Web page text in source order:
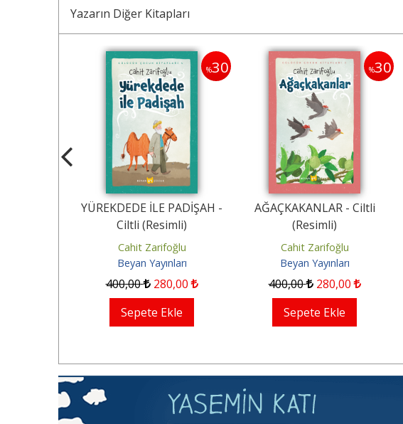
Yazarın Diğer Kitapları
%30
YÜREKDEDE İLE PADİŞAH -
Ciltli (Resimli)
Cahit Zarifoğlu
Beyan Yayınları
400,00 280,00
Sepete Ekle
%30
AĞAÇKAKANLAR - Ciltli
(Resimli)
Cahit Zarifoğlu
Beyan Yayınları
400,00 280,00
Sepete Ekle